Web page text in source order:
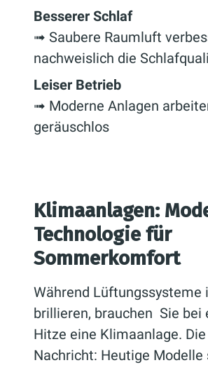
Besserer Schlaf
➟ Saubere Raumluft
nachweislich die
Leiser Betrieb
➟ Moderne Anlagen
geräuschlos
Klimaanlagen:
Technologie für
Sommerkomfort
Während Lüftungssysteme
brillieren, brauchen Sie bei
Hitze eine Klimaanlage.
Nachricht: Heutige Modelle